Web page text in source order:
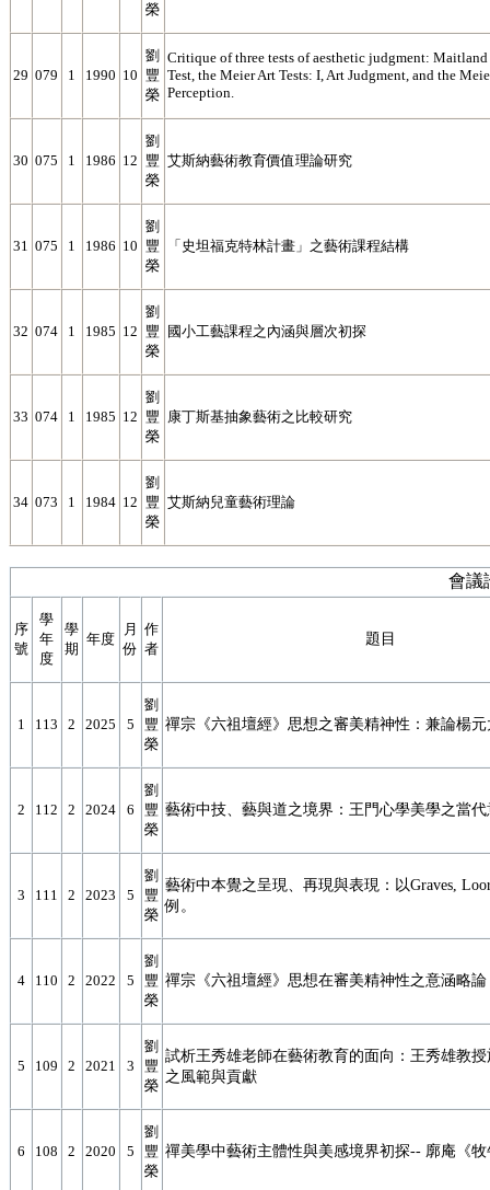
榮
29 079 1 1990 10
劉
豐
榮
Critique of three tests of aesthetic judgment: Maitland
Test, the Meier Art Tests: I, Art Judgment, and the
Perception.
30 075 1 1986 12
劉
豐
榮
艾斯納藝術教育價值理論研究
31 075 1 1986 10
劉
豐
榮
「史坦福克特林計畫」之藝術課程結構
32 074 1 1985 12
劉
豐
榮
國小工藝課程之內涵與層次初探
33 074 1 1985 12
劉
豐
榮
康丁斯基抽象藝術之比較研究
34 073 1 1984 12
劉
豐
榮
艾斯納兒童藝術理論
會議
序
號
學
年
度
學
期
年度
月
份
作
者
題目
1 113 2 2025 5
劉
豐
榮
禪宗《六祖壇經》思想之審美精神性 ：兼論楊
2 112 2 2024 6
劉
豐
榮
藝術中技、藝與道之境界：王門心學美學之當
3 111 2 2023 5
劉
豐
榮
藝術中本覺之呈現、再現與表現：以Graves,
例。
4 110 2 2022 5
劉
豐
榮
禪宗《六祖壇經》思想在審美精神性之意涵略論
5 109 2 2021 3
劉
豐
榮
試析王秀雄老師在藝術教育的面向：王秀雄教
之風範與貢獻
6 108 2 2020 5
劉
豐
榮
禪美學中藝術主體性與美感境界初探 -- 廓庵《